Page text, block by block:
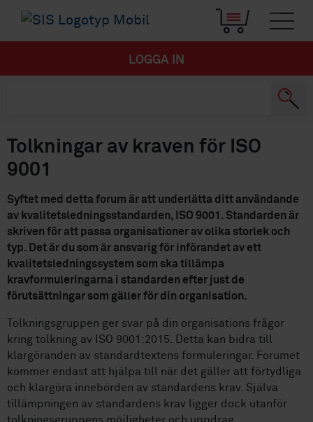
LOGGA IN
Tolkningar av kraven för ISO
9001
Syftet med detta forum är att underlätta ditt användande
av kvalitetsledningsstandarden, ISO 9001. Standarden är
skriven för att passa organisationer av olika storlek och
typ. Det är du som är ansvarig för införandet av ett
kvalitetsledningssystem som ska tillämpa
kravformuleringarna i standarden efter just de
förutsättningar som gäller för din organisation.
Tolkningsgruppen ger svar på din organisations frågor
kring tolkning av ISO 9001:2015. Detta kan bidra till
klargöranden av standardtextens formuleringar. Forumet
kommer endast att hjälpa till när det gäller att förtydliga
och klargöra innebörden av standardens krav. Själva
tillämpningen av standardens krav ligger dock utanför